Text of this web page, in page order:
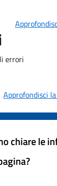
errori
Approfondisci
chiare le